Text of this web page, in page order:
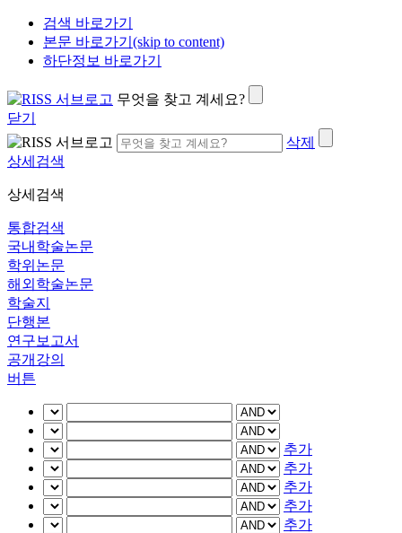
검색 바로가기
본문 바로가기(skip to content)
하단정보 바로가기
무엇을 찾고 계세요?
닫기
삭제
상세검색
상세검색
통합검색
국내학술논문
학위논문
해외학술논문
학술지
단행본
연구보고서
공개강의
버튼
추가
추가
추가
추가
추가